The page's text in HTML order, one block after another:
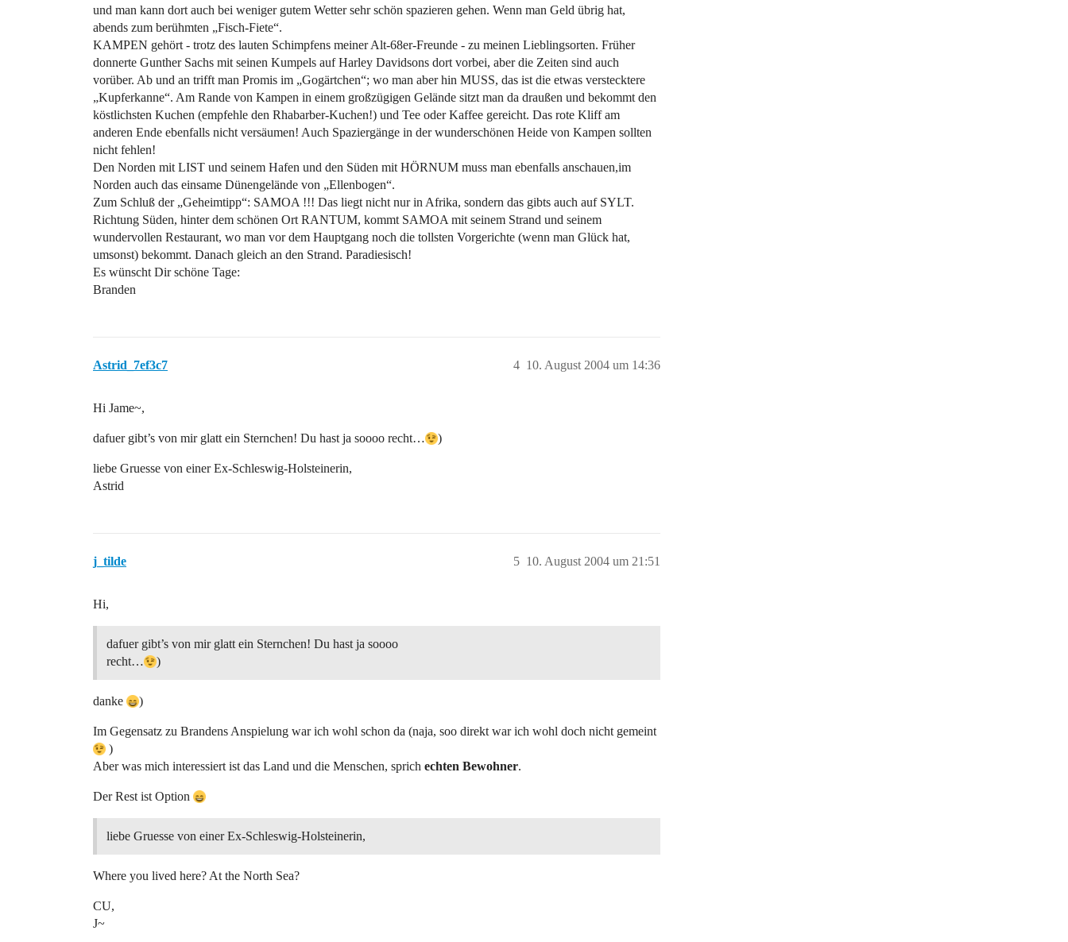
und man kann dort auch bei weniger gutem Wetter sehr schön spazieren gehen. Wenn man Geld übrig hat,
abends zum berühmten „Fisch-Fiete“.
KAMPEN gehört - trotz des lauten Schimpfens meiner Alt-68er-Freunde - zu meinen Lieblingsorten. Früher
donnerte Gunther Sachs mit seinen Kumpels auf Harley Davidsons dort vorbei, aber die Zeiten sind auch
vorüber. Ab und an trifft man Promis im „Gogärtchen“; wo man aber hin MUSS, das ist die etwas verstecktere
„Kupferkanne“. Am Rande von Kampen in einem großzügigen Gelände sitzt man da draußen und bekommt den
köstlichsten Kuchen (empfehle den Rhabarber-Kuchen!) und Tee oder Kaffee gereicht. Das rote Kliff am
anderen Ende ebenfalls nicht versäumen! Auch Spaziergänge in der wunderschönen Heide von Kampen sollten
nicht fehlen!
Den Norden mit LIST und seinem Hafen und den Süden mit HÖRNUM muss man ebenfalls anschauen,im
Norden auch das einsame Dünengelände von „Ellenbogen“.
Zum Schluß der „Geheimtipp“: SAMOA !!! Das liegt nicht nur in Afrika, sondern das gibts auch auf SYLT.
Richtung Süden, hinter dem schönen Ort RANTUM, kommt SAMOA mit seinem Strand und seinem
wundervollen Restaurant, wo man vor dem Hauptgang noch die tollsten Vorgerichte (wenn man Glück hat,
umsonst) bekommt. Danach gleich an den Strand. Paradiesisch!
Es wünscht Dir schöne Tage:
Branden
Astrid_7ef3c7 10. August 2004 um 14:36
4
Hi Jame~,
dafuer gibt’s von mir glatt ein Sternchen! Du hast ja soooo recht… )
liebe Gruesse von einer Ex-Schleswig-Holsteinerin,
Astrid
j_tilde 10. August 2004 um 21:51
5
Hi,
dafuer gibt’s von mir glatt ein Sternchen! Du hast ja soooo
recht…
)
danke )
Im Gegensatz zu Brandens Anspielung war ich wohl schon da (naja, soo direkt war ich wohl doch nicht gemeint
)
Aber was mich interessiert ist das Land und die Menschen, sprich echten Bewohner.
Der Rest ist Option
liebe Gruesse von einer Ex-Schleswig-Holsteinerin,
Where you lived here? At the North Sea?
CU,
J~